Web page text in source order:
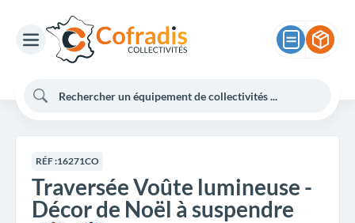
RÉF :16271CO
Traversée Voûte lumineuse -
Décor de Noël à suspendre